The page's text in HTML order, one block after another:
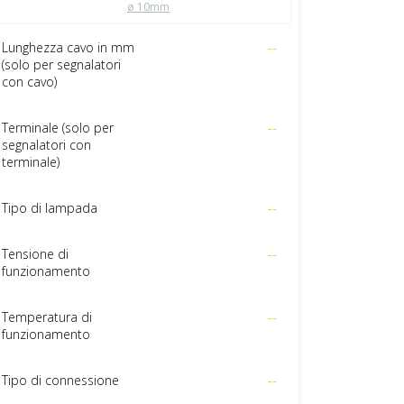
ø 10mm
Lunghezza cavo in mm
(solo per segnalatori
con cavo)
--
Terminale (solo per
segnalatori con
terminale)
--
Tipo di lampada --
Tensione di
funzionamento
--
Temperatura di
funzionamento
--
Tipo di connessione --